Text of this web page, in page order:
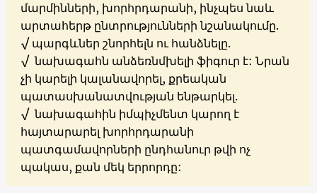
մարմինների, խորհրդարանի, ինչպես նաև
արտահերթ ընտրությունների նշանակումը.
√ պարգևներ շնորհելն ու հանձնելը.
√նախագահն անձեռնմխելի ֆիգուր է: Նրան
չի կարելի կալանավորել, քրեական
պատասխանատվության ենթարկել.
√նախագահին իմպիչմենտ կարող է
հայտարարել խորհրդարանի
պատգամավորների ընդհանուր թվի ոչ
պակաս, քան մեկ երրորդը: